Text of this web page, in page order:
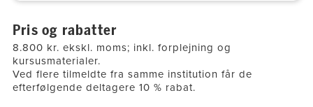
Pris og rabatter
8.800 kr. ekskl. moms; inkl. forplejning og
kursusmaterialer.
Ved flere tilmeldte fra samme institution får de
efterfølgende deltagere 10 % rabat.